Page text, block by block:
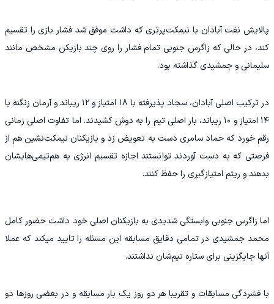
پالایش نفت آبادان با نیمکت‌پرتری که داشت موفق شد فشار بازی را تقسیم
کند، در حالی که زاگرس جنوبی تمام فشار را روی چند بازیکن مشخص مانند
سلیمانی و جمشیدی گذاشته بود.
در ترکیب اصلی آبادان، سجاد پذیرفته با ۱۸ امتیاز و ۱۲ ریباند و آرمان زنگنه با
۱۴ امتیاز و ۱۰ ریباند، بار اصلی تیم را به دوش کشیدند. اما تفاوت اصلی زمانی
رقم خورد که حماد سامری دست به تعویض زد و بازیکنان نیمکت‌نشین هم از
فرصتی که به دست آوردند توانستند اجازه تقسیم انرژی به هم‌تیمی‌هایشان
بدهند و ریتم امتیازگیری را حفظ کنند.
اما زاگرس جنوبی وابستگی شدیدی به بازیکنان اصلی خود داشت حضور کامل
محمد جمشیدی در تمامی دقایق مسابقه این مسئله را تایید میکند که عملا
آنها جایگزینی برای ستاره تیم‌شان نداشتند.
با فشردگی مسابقات و تقریبا هر دو روز یک بار مسابقه و در بعضی روزها دو